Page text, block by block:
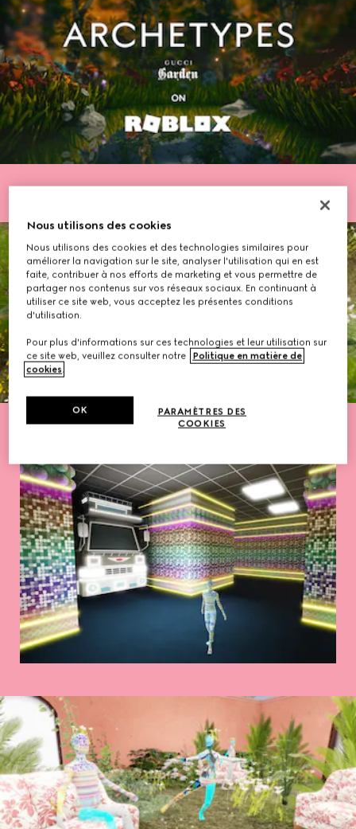
Nous utilisons des cookies
Nous utilisons des cookies et des technologies similaires pour
améliorer la navigation sur le site, analyser l'utilisation qui en est
faite, contribuer à nos efforts de marketing et vous permettre de
partager nos contenus sur vos réseaux sociaux. En continuant à
utiliser ce site web, vous acceptez les présentes conditions
d'utilisation.
Pour plus d'informations sur ces technologies et leur utilisation sur
ce site web, veuillez consulter notre
Politique en matière de
cookies.
PARAMÈTRES DES
COOKIES
OK